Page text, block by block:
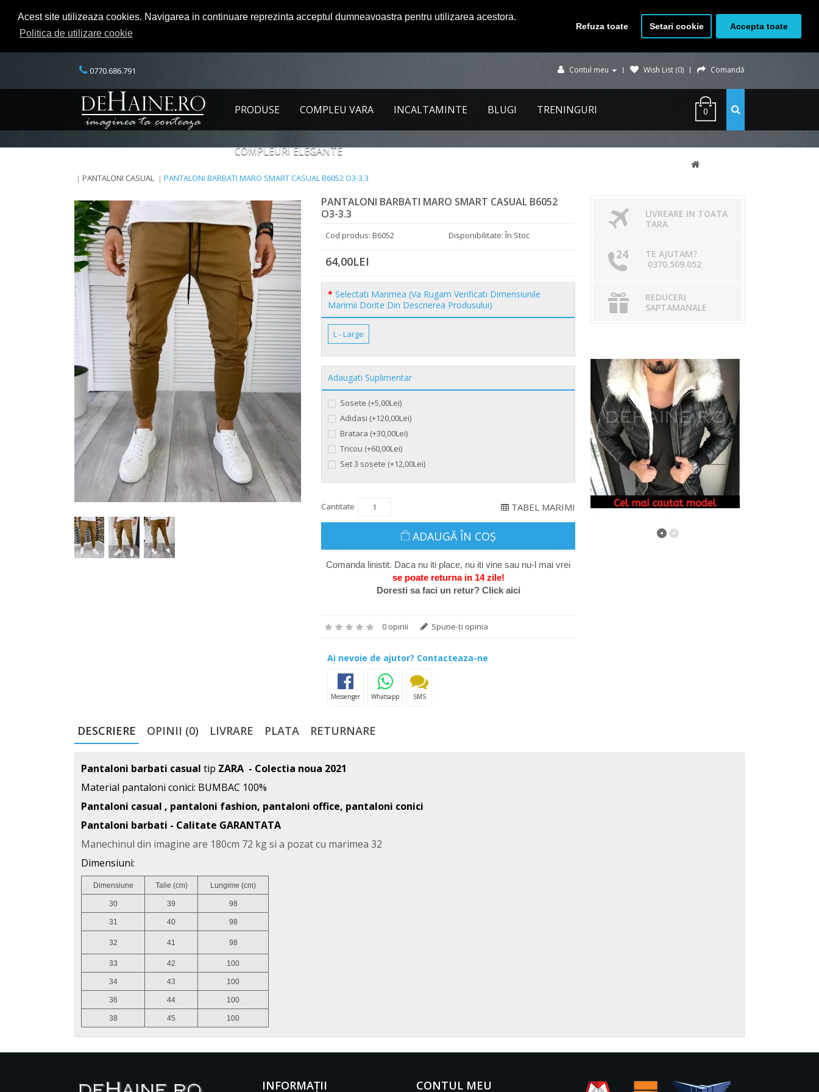
Acest site utilizeaza cookies. Navigarea in continuare reprezinta acceptul dumneavoastra pentru utilizarea acestora.
Politica de utilizare cookie
Refuza toate Setari cookie Accepta toate
0770.686.791 Contul meu Wish List (0) Comandă
0
PRODUSE COMPLEU VARA INCALTAMINTE BLUGI TRENINGURI
COMPLEURI ELEGANTE
PANTALONI CASUAL PANTALONI BARBATI MARO SMART CASUAL B6052 O3-3.3
PANTALONI BARBATI MARO SMART CASUAL B6052
O3-3.3
Cod produs: B6052 Disponibilitate: În Stoc
64,00LEI
Selectati Marimea (Va Rugam Verificati Dimensiunile
Marimii Dorite Din Descrierea Produsului)
L - Large
Adaugati Suplimentar
Sosete (+5,00Lei)
Adidasi (+120,00Lei)
Bratara (+30,00Lei)
Tricou (+60,00Lei)
Set 3 sosete (+12,00Lei)
Cantitate TABEL MARIMI
ADAUGĂ ÎN COŞ
Comanda linistit. Daca nu iti place, nu iti vine sau nu-l mai vrei
se poate returna in 14 zile!
Doresti sa faci un retur? Click aici
0 opinii Spune-ţi opinia
Ai nevoie de ajutor? Contacteaza-ne
Messenger Whatsapp SMS
LIVREARE IN TOATA
TARA
TE AJUTAM?
0370.509.052
REDUCERI
SAPTAMANALE
DESCRIERE OPINII (0) LIVRARE PLATA RETURNARE
Pantaloni barbati casual tip ZARA - Colectia noua 2021
Material pantaloni conici: BUMBAC 100%
Pantaloni casual , pantaloni fashion, pantaloni office, pantaloni conici
Pantaloni barbati - Calitate GARANTATA
Manechinul din imagine are 180cm 72 kg si a pozat cu marimea 32
Dimensiuni:
Dimensiune Talie (cm) Lungime (cm)
30 39 98
31 40 98
32 41 98
33 42 100
34 43 100
36 44 100
38 45 100
INFORMAŢII CONTUL MEU